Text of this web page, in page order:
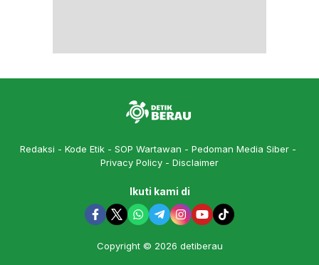
Redaksi Kode Etik SOP Wartawan
Pedoman Media Siber
Privacy Policy
Disclaimer
Ikuti kami di
Copyright © 2026 detiberau